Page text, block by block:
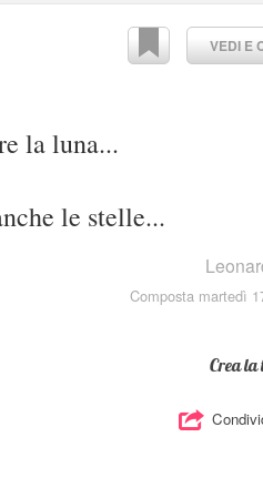
VEDI E
la luna...
le stelle...
Composta martedì
Crea